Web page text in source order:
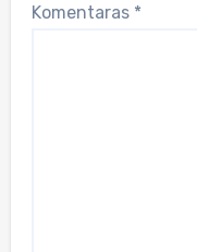
Komentaras *